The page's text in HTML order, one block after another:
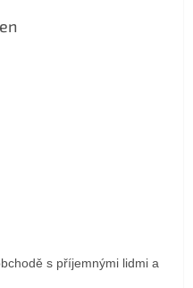
5-ből 5 csillag.
5-ből 5 csillag.
5-ből 5 csillag.
s příjemnými lidmi a